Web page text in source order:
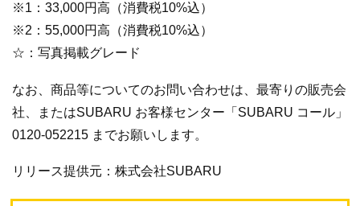
※1：33,000円高（消費税10%込）
※2：55,000円高（消費税10%込）
☆：写真掲載グレード
なお、商品等についてのお問い合わせは、最寄りの販売会
社、またはSUBARU お客様センター「SUBARU コール」
0120-052215 までお願いします。
リリース提供元：株式会社SUBARU